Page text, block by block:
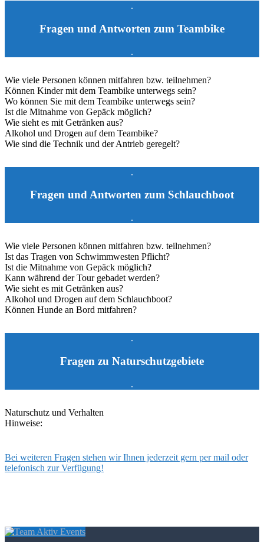
.
Fragen und Antworten zum Teambike
.
Wie viele Personen können mitfahren bzw. teilnehmen?
Können Kinder mit dem Teambike unterwegs sein?
Wo können Sie mit dem Teambike unterwegs sein?
Ist die Mitnahme von Gepäck möglich?
Wie sieht es mit Getränken aus?
Alkohol und Drogen auf dem Teambike?
Wie sind die Technik und der Antrieb geregelt?
.
Fragen und Antworten zum Schlauchboot
.
Wie viele Personen können mitfahren bzw. teilnehmen?
Ist das Tragen von Schwimmwesten Pflicht?
Ist die Mitnahme von Gepäck möglich?
Kann während der Tour gebadet werden?
Wie sieht es mit Getränken aus?
Alkohol und Drogen auf dem Schlauchboot?
Können Hunde an Bord mitfahren?
.
Fragen zu Naturschutzgebiete
.
Naturschutz und Verhalten
Hinweise:
Bei weiteren Fragen stehen wir Ihnen jederzeit gern per mail oder
telefonisch zur Verfügung!